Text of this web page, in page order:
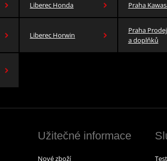
Liberec Honda Praha
Liberec Horwin
Praha
a doplňků
Užitečné informace
Nové zboží